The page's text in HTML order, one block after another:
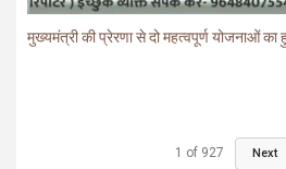
मुख्यमंत्री की प्रेरणा से दो महत्वपूर्ण योजनाओं का
1 of 927 Next